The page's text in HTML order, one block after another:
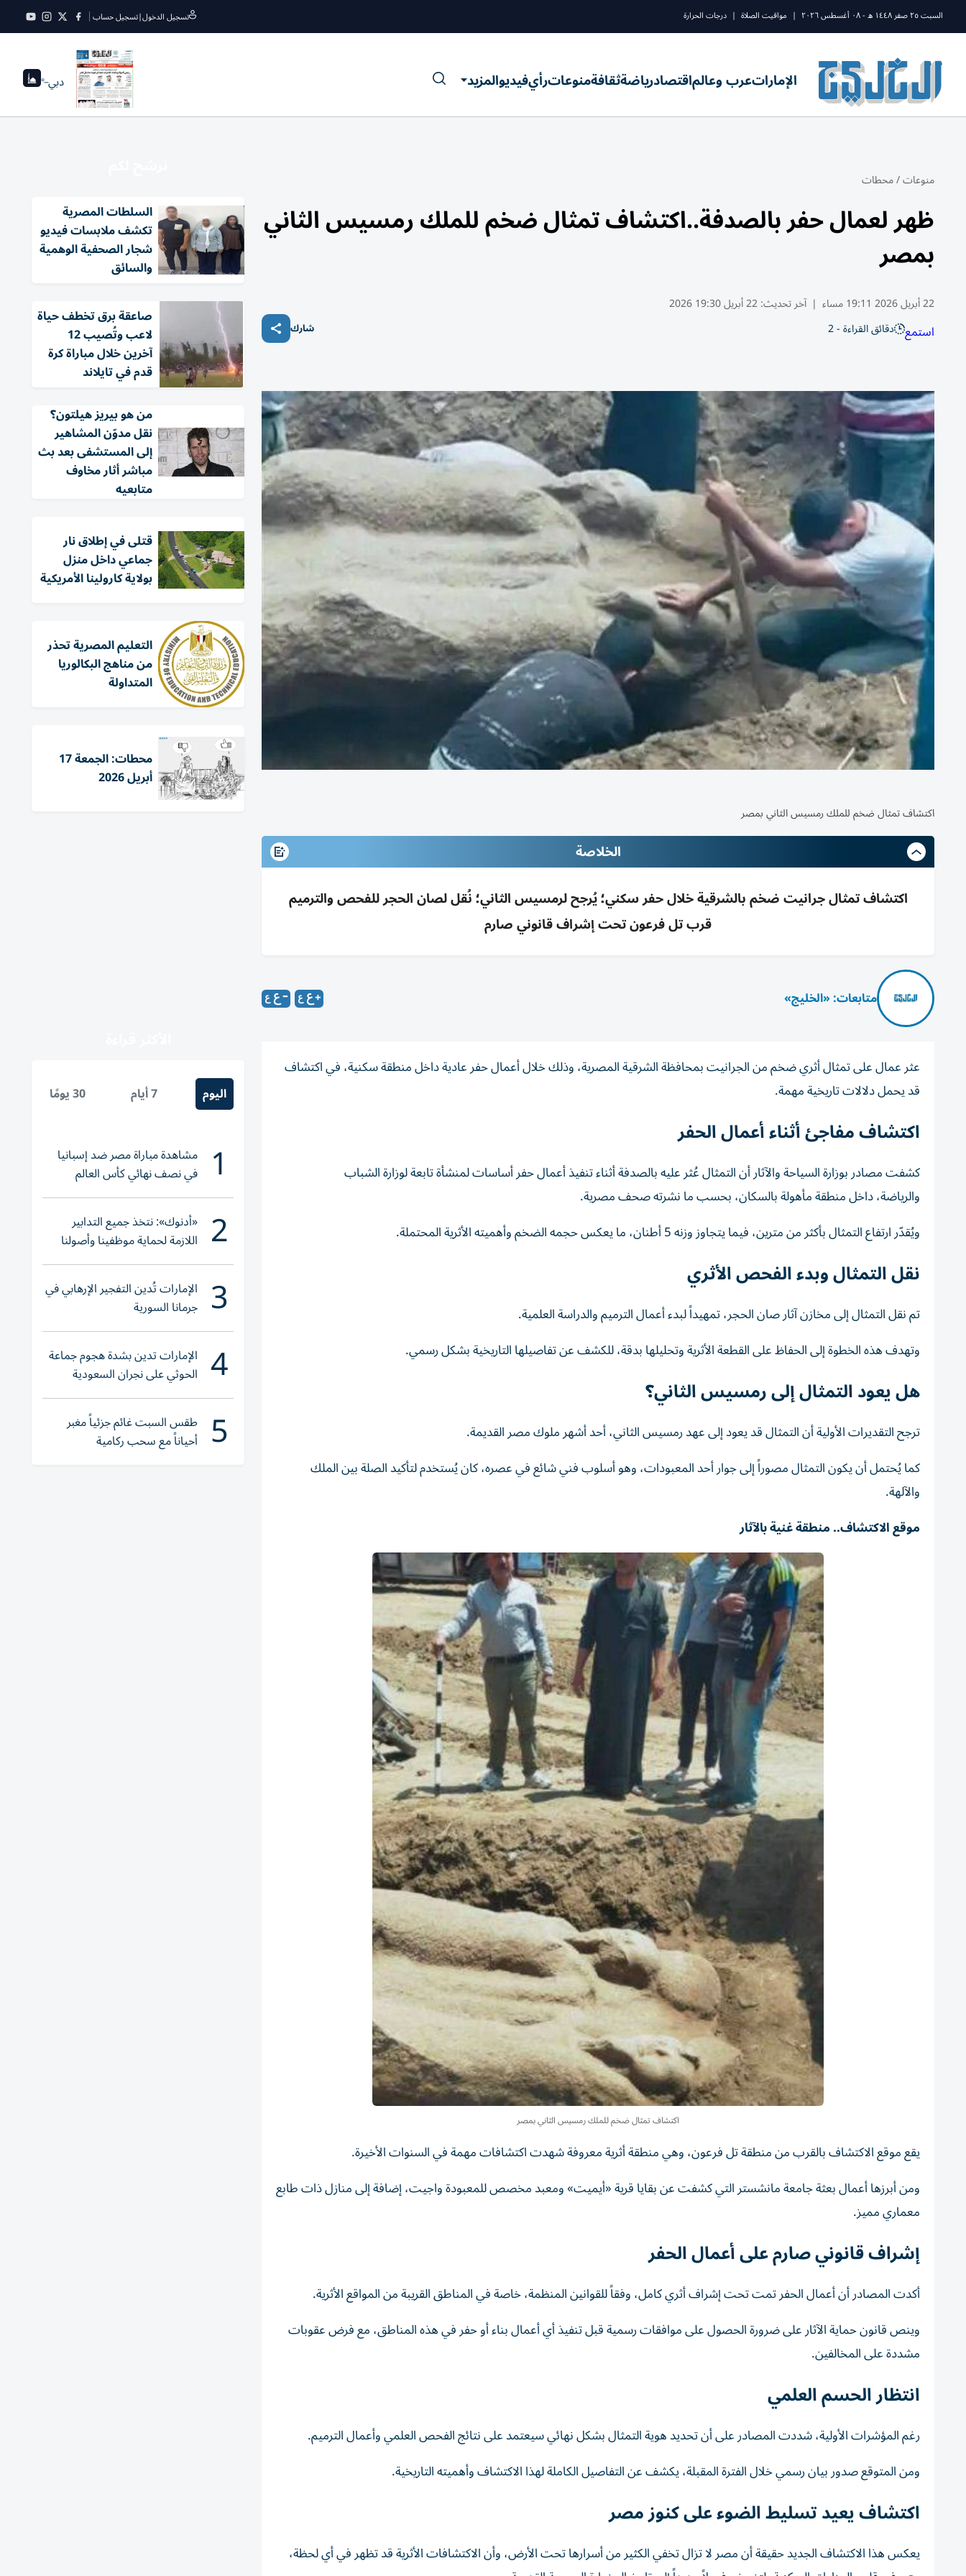
السبت ٢٥ صفر ١٤٤٨ ه - ٠٨ أغسطس ٢٠٢٦ | مواقيت الصلاة | درجات الحرارة تسجيل الدخول|تسجيل حساب
الإماراتعرب وعالماقتصادرياضةثقافةمنوعاترأيفيديوالمزيد دبي--°
منوعات/محطات
ظهر لعمال حفر بالصدفة..اكتشاف تمثال ضخم للملك رمسيس الثاني
بمصر
22 أبريل 2026 19:11 مساء | آخر تحديث:22 أبريل 19:30 2026
استمع دقائق القراءة - 2 شارك
اكتشاف تمثال ضخم للملك رمسيس الثاني بمصر
الخلاصة
اكتشاف تمثال جرانيت ضخم بالشرقية خلال حفر سكني؛ يُرجح لرمسيس الثاني؛ نُقل لصان الحجر للفحص والترميم
قرب تل فرعون تحت إشراف قانوني صارم
متابعات: «الخليج»
عثر عمال على تمثال أثري ضخم من الجرانيت بمحافظة الشرقية المصرية، وذلك خلال أعمال حفر عادية داخل منطقة سكنية، في اكتشاف
قد يحمل دلالات تاريخية مهمة.
اكتشاف مفاجئ أثناء أعمال الحفر
كشفت مصادر بوزارة السياحة والآثار أن التمثال عُثر عليه بالصدفة أثناء تنفيذ أعمال حفر أساسات لمنشأة تابعة لوزارة الشباب
والرياضة، داخل منطقة مأهولة بالسكان، بحسب ما نشرته صحف مصرية.
ويُقدّر ارتفاع التمثال بأكثر من مترين، فيما يتجاوز وزنه 5 أطنان، ما يعكس حجمه الضخم وأهميته الأثرية المحتملة.
نقل التمثال وبدء الفحص الأثري
تم نقل التمثال إلى مخازن آثار صان الحجر، تمهيداً لبدء أعمال الترميم والدراسة العلمية.
وتهدف هذه الخطوة إلى الحفاظ على القطعة الأثرية وتحليلها بدقة، للكشف عن تفاصيلها التاريخية بشكل رسمي.
هل يعود التمثال إلى رمسيس الثاني؟
ترجح التقديرات الأولية أن التمثال قد يعود إلى عهد رمسيس الثاني، أحد أشهر ملوك مصر القديمة.
كما يُحتمل أن يكون التمثال مصوراً إلى جوار أحد المعبودات، وهو أسلوب فني شائع في عصره، كان يُستخدم لتأكيد الصلة بين الملك
والآلهة.
موقع الاكتشاف.. منطقة غنية بالآثار
اكتشاف تمثال ضخم للملك رمسيس الثاني بمصر
يقع موقع الاكتشاف بالقرب من منطقة تل فرعون، وهي منطقة أثرية معروفة شهدت اكتشافات مهمة في السنوات الأخيرة.
ومن أبرزها أعمال بعثة جامعة مانشستر التي كشفت عن بقايا قرية «أيميت» ومعبد مخصص للمعبودة واجيت، إضافة إلى منازل ذات طابع
معماري مميز.
إشراف قانوني صارم على أعمال الحفر
أكدت المصادر أن أعمال الحفر تمت تحت إشراف أثري كامل، وفقاً للقوانين المنظمة، خاصة في المناطق القريبة من المواقع الأثرية.
وينص قانون حماية الآثار على ضرورة الحصول على موافقات رسمية قبل تنفيذ أي أعمال بناء أو حفر في هذه المناطق، مع فرض عقوبات
مشددة على المخالفين.
انتظار الحسم العلمي
رغم المؤشرات الأولية، شددت المصادر على أن تحديد هوية التمثال بشكل نهائي سيعتمد على نتائج الفحص العلمي وأعمال الترميم.
ومن المتوقع صدور بيان رسمي خلال الفترة المقبلة، يكشف عن التفاصيل الكاملة لهذا الاكتشاف وأهميته التاريخية.
اكتشاف يعيد تسليط الضوء على كنوز مصر
يعكس هذا الاكتشاف الجديد حقيقة أن مصر لا تزال تخفي الكثير من أسرارها تحت الأرض، وأن الاكتشافات الأثرية قد تظهر في أي لحظة،
السلطات المصرية
تكشف ملابسات فيديو
شجار الصحفية الوهمية
والسائق
صاعقة برق تخطف حياة
لاعب وتُصيب 12
آخرين خلال مباراة كرة
قدم في تايلاند
من هو بيريز هيلتون؟
نقل مدوّن المشاهير
إلى المستشفى بعد بث
مباشر أثار مخاوف
متابعيه
قتلى في إطلاق نار
جماعي داخل منزل
بولاية كارولينا الأمريكية
التعليم المصرية تحذر
من مناهج البكالوريا
المتداولة
محطات: الجمعة 17
أبريل 2026
اليوم 7 أيام 30 يومًا
1 مشاهدة مباراة مصر ضد إسبانيا
في نصف نهائي كأس العالم
لناشئات اليد 2026
2 «أدنوك»: نتخذ جميع التدابير
اللازمة لحماية موظفينا وأصولنا
وعملياتنا
3 الإمارات تُدين التفجير الإرهابي في
جرمانا السورية
4 الإمارات تدين بشدة هجوم جماعة
الحوثي على نجران السعودية
5 طقس السبت غائم جزئياً مغبر
أحياناً مع سحب ركامية